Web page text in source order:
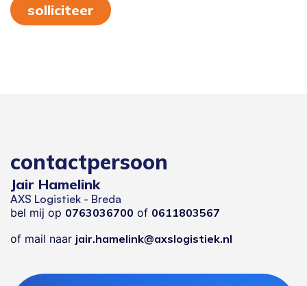
solliciteer
contactpersoon
Jair Hamelink
AXS Logistiek - Breda
bel mij op 0763036700 of 0611803567
of mail naar jair.hamelink@axslogistiek.nl